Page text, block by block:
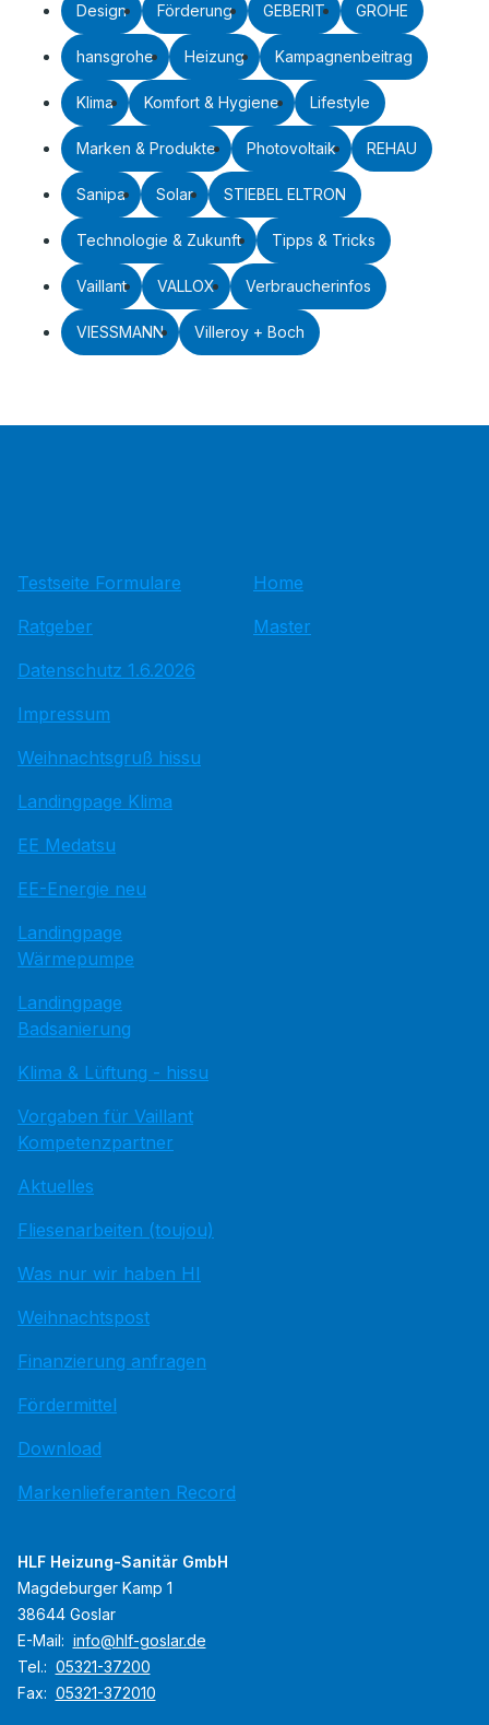
Design Förderung GEBERIT GROHE
hansgrohe Heizung Kampagnenbeitrag
Klima Komfort & Hygiene Lifestyle
Marken & Produkte Photovoltaik REHAU
Sanipa Solar STIEBEL ELTRON
Technologie & Zukunft Tipps & Tricks
Vaillant VALLOX Verbraucherinfos
VIESSMANN Villeroy + Boch
Testseite Formulare
Ratgeber
Datenschutz 1.6.2026
Impressum
Weihnachtsgruß hissu
Landingpage Klima
EE Medatsu
EE-Energie neu
Landingpage
Wärmepumpe
Landingpage
Badsanierung
Klima & Lüftung - hissu
Vorgaben für Vaillant
Kompetenzpartner
Aktuelles
Fliesenarbeiten (toujou)
Was nur wir haben HI
Weihnachtspost
Finanzierung anfragen
Fördermittel
Download
Markenlieferanten Record
Home
Master
HLF Heizung-Sanitär GmbH
Magdeburger Kamp 1
38644 Goslar
E-Mail: info@hlf-goslar.de
Tel.: 05321-37200
Fax: 05321-372010